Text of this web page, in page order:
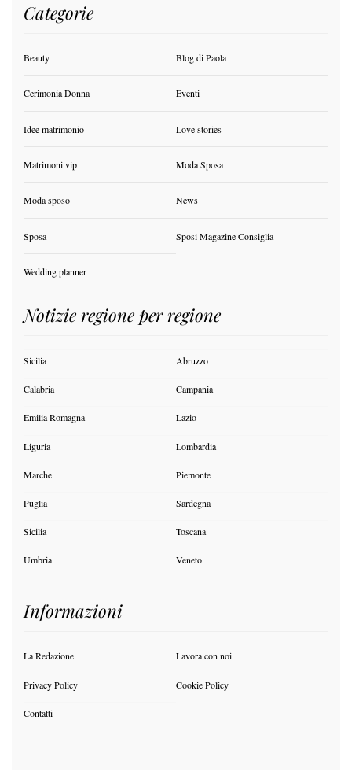
Categorie
Beauty Blog di Paola
Cerimonia Donna Eventi
Idee matrimonio Love stories
Matrimoni vip Moda Sposa
Moda sposo News
Sposa Sposi Magazine Consiglia
Wedding planner
Notizie regione per regione
Sicilia Abruzzo
Calabria Campania
Emilia Romagna Lazio
Liguria Lombardia
Marche Piemonte
Puglia Sardegna
Sicilia Toscana
Umbria Veneto
Informazioni
La Redazione Lavora con noi
Privacy Policy Cookie Policy
Contatti